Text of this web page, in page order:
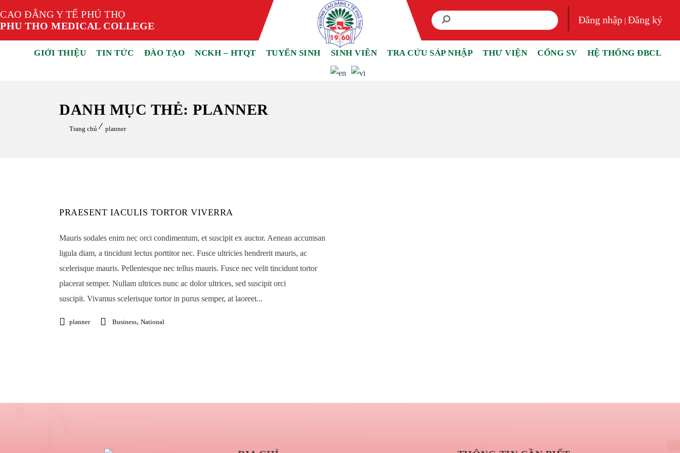
CAO ĐẲNG Y TẾ PHÚ THỌ
PHU THO MEDICAL COLLEGE
Đăng nhập |Đăng ký
GIỚI THIỆU TIN TỨC ĐÀO TẠO NCKH – HTQT TUYỂN SINH SINH VIÊN TRA CỨU SÁP NHẬP THƯ VIỆN CỔNG SV HỆ THỐNG ĐBCL
DANH MỤC THẺ: PLANNER
Trang chủ planner
PRAESENT IACULIS TORTOR VIVERRA
Mauris sodales enim nec orci condimentum, et suscipit ex auctor. Aenean accumsan
ligula diam, a tincidunt lectus porttitor nec. Fusce ultricies hendrerit mauris, ac
scelerisque mauris. Pellentesque nec tellus mauris. Fusce nec velit tincidunt tortor
placerat semper. Nullam ultrices nunc ac dolor ultrices, sed suscipit orci
suscipit. Vivamus scelerisque tortor in purus semper, at laoreet...
planner Business, National